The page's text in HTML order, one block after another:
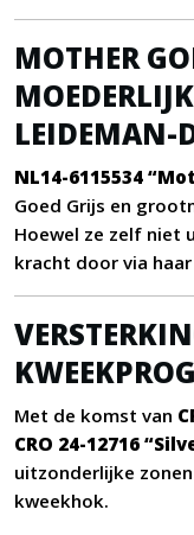
MOTHER
LEIDEMAN-
NL14-6115534
Goed Grijs en
Hoewel ze zelf niet
kracht door via
Met de komst van
CRO 24-12716
uitzonderlijke
kweekhok.